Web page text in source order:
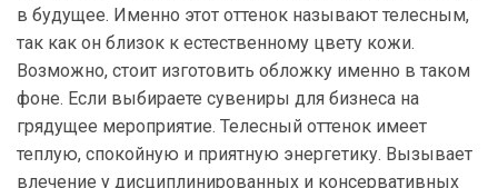
в будущее. Именно этот оттенок называют телесным,
так как он близок к естественному цвету кожи.
Возможно, стоит изготовить обложку именно в таком
фоне. Если выбираете сувениры для бизнеса на
грядущее мероприятие. Телесный оттенок имеет
теплую, спокойную и приятную энергетику. Вызывает
влечение у дисциплинированных и консервативных